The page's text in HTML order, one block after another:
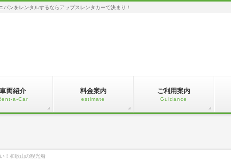
ンをレンタルするならアップスレンタカーで決まり！
車両紹介
a-Car
料金案内
estimate
ご利用案内
Guidance
！和歌山の観光船